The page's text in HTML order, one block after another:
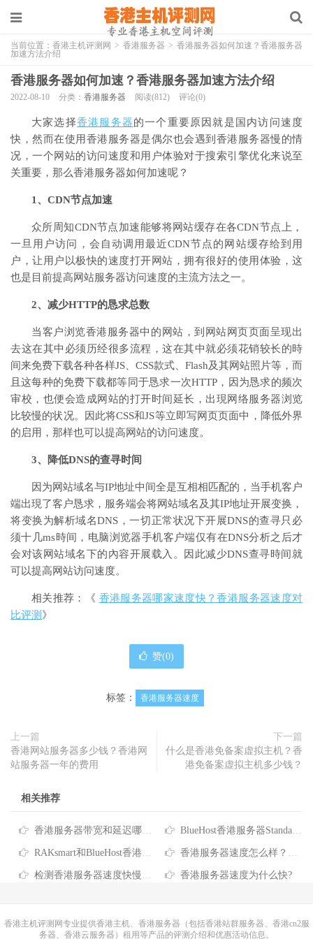
当前位置： 香港主机评测网 > 香港服务器 > 香港服务器如何加速？香港服务器
加速方法介绍
香港服务器如何加速？香港服务器加速方法介绍
2022-08-10 分类： 香港服务器 阅读(812) 评论(0)
大家选择香港服务器的一个重要原因就是国内访问速度
快，然而在使用香港服务器是偶尔也会遇到香港服务器慢的情
况，一个网站的访问速度和用户体验对于搜索引擎优化来说至
关重要，那么香港服务器如何加速呢？
1、CDN节点加速
众所周知CDN节点加速能够将网站缓存在各CDN节点上，
一旦用户访问，会自动调用最近CDN节点的网站缓存给到用
户，让用户以极快的速度打开网站，拥有很好的使用体验，这
也是目前提高网站服务器访问速度的主流方法之一。
2、减少HTTP的恳求总数
当客户浏览香港服务器中的网站，到网站网页页面呈现出
去这在其中必须历经很多流程，这在其中就必须花销较长的時
间来免费下载各种各样JS、CSS款式、Flash及其网站照片等，而
且这每种的免费下载都等同于恳求一次HTTP，因为恳求的频次
审校，也便会造成网站的打开时间延长，出現网络服务器浏览
比较慢的状况。因此将CSS和JS等立即写网页页面中，降低外界
的启用，那样也可以提高网站的访问速度。
3、降低DNS的查寻时间
因为网站域名与IP地址中间全是互相相匹配的，当手机客户
端出現了客户恳求，服务端会将网站域名及其IP地址开展变换，
将变换为解析域名DNS，一切正常状况下开展DNS的查寻只必
须十几ms時间，电脑浏览器手机客户端仅有在DNS分析之后才
会对该网站域名下的內容开展载入。因此减少DNS查寻時间就
可以提高网站访问速度。
相关推荐：《 香港服务器哪家速度快？香港服务器速度对
比评测 》
赞(0)
标签： 香港服务器速度
上一篇
香港网站服务器多少钱？香港网
站服务器一年的费用
下一篇
什么是香港免备案虚拟主机？香
港免备案虚拟主机多少钱？
相关推荐
香港服务器带宽和延迟哪个更重要？ BlueHost香港服务器Standard方案的全面评测
RAKsmart和BlueHost香港服务器速度对比评测 香港服务器速度怎么样？国内访问快吗？
检测香港服务器速度快慢的方法 香港服务器速度为什么快?
香港主机评测网专业提供香港主机、香港服务器（包括香港站群服务器、香港cn2服
务器、香港云服务器）租用等产品的评测介绍和优惠活动信息。